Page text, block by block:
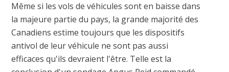
Même si les vols de véhicules sont en baisse dans
la majeure partie du pays, la grande majorité des
Canadiens estime toujours que les dispositifs
antivol de leur véhicule ne sont pas aussi
efficaces qu'ils devraient l'être. Telle est la